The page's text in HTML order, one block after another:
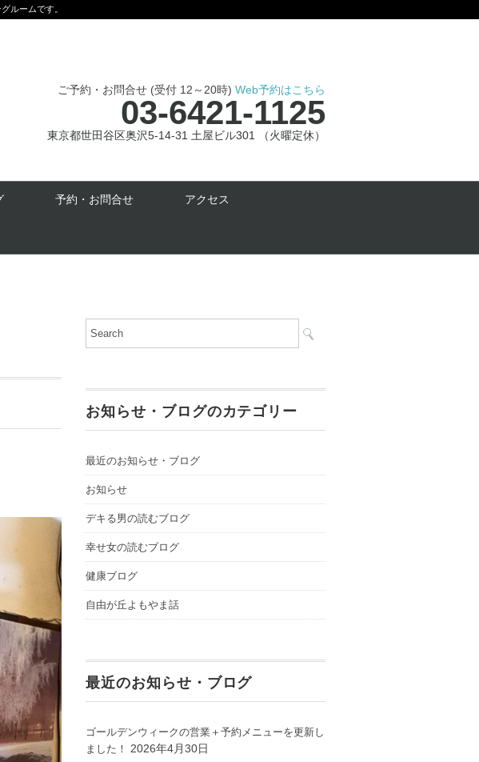
ルームです。
ご予約・お問合せ (受付 12～20時) Web予約はこちら
03-6421-1125
東京都世田谷区奥沢5-14-31 土屋ビル301 （火曜定休）
予約・お問合せ アクセス
お知らせ・ブログのカテゴリー
最近のお知らせ・ブログ
お知らせ
デキる男の読むブログ
幸せ女の読むブログ
健康ブログ
自由が丘よもやま話
最近のお知らせ・ブログ
ゴールデンウィークの営業＋予約メニューを更新し
ました！
2026年4月30日